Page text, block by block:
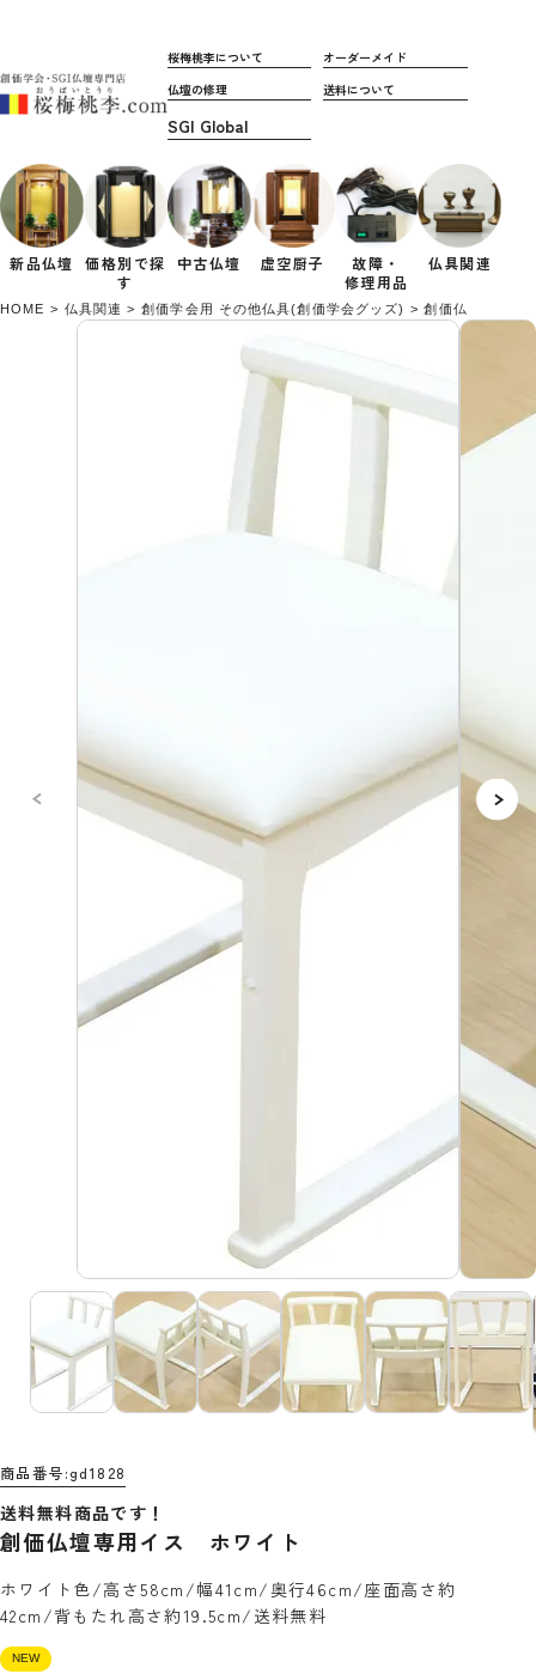
桜梅桃李について
オーダーメイド
仏壇の修理
送料について
新品仏壇 価格別で探
す
中古仏壇 虚空厨子
故障・
修理用品
仏具関連
HOME 仏具関連 創価学会用 その他仏具(創価学会グッズ) 創価仏壇専用
商品番号 gd1828
送料無料商品です！
創価仏壇専用イス ホワイト
ホワイト色/高さ58cm/幅41cm/奥行46cm/座面高さ約
42cm/背もたれ高さ約19.5cm/送料無料
NEW